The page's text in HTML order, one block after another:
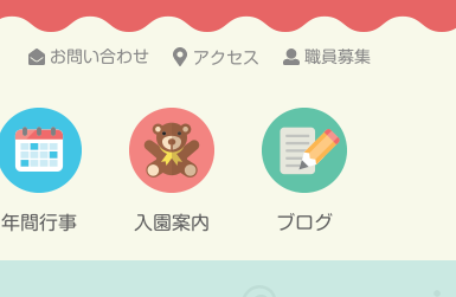
お問い合わせ アクセス 職員募集
年間行事 入園案内 ブログ